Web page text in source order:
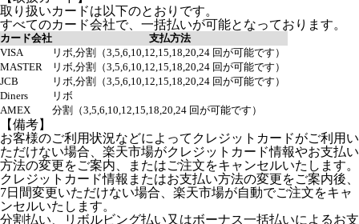
取り扱いカードは以下のとおりです。
すべてのカード会社で、一括払いが可能となっております。
カード会社
支払方法
VISA
リボ,分割（3,5,6,10,12,15,18,20,24 回が可能です）
MASTER
リボ,分割（3,5,6,10,12,15,18,20,24 回が可能です）
JCB
リボ,分割（3,5,6,10,12,15,18,20,24 回が可能です）
Diners
リボ
AMEX
分割（3,5,6,10,12,15,18,20,24 回が可能です）
【備考】
お客様のご利用状況などによってクレジットカードがご利用い
ただけない場合、楽天市場がクレジットカード情報やお支払い
方法の変更をご案内、またはご注文をキャンセルいたします。
クレジットカード情報またはお支払い方法の変更をご案内後、
7日間変更いただけない場合、楽天市場が自動でご注文をキャ
ンセルいたします。
分割払い、リボルビング払い又はボーナス一括払いによるお支